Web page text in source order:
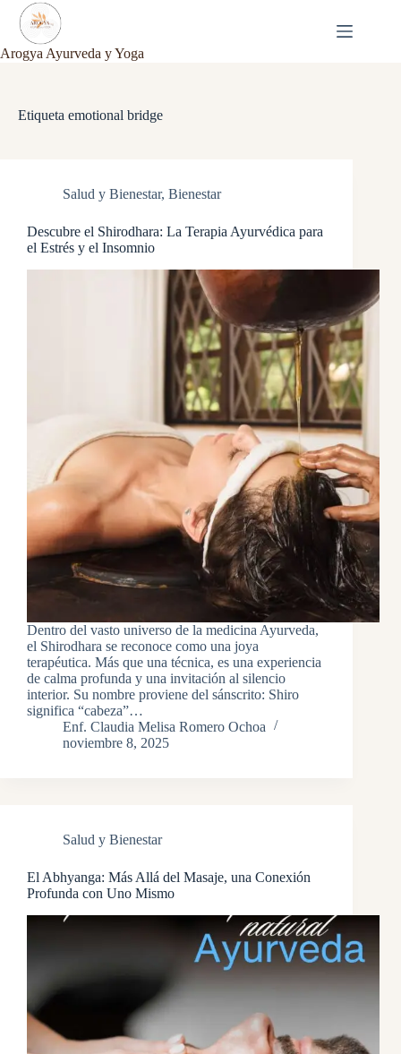
Saltar
contenido
Arogya Ayurveda y Yoga
Etiqueta emotional bridge
Salud y Bienestar, Bienestar
Descubre el Shirodhara: La Terapia Ayurvédica para
el Estrés y el Insomnio
Dentro del vasto universo de la medicina Ayurveda,
el Shirodhara se reconoce como una joya
terapéutica. Más que una técnica, es una experiencia
de calma profunda y una invitación al silencio
interior. Su nombre proviene del sánscrito: Shiro
significa “cabeza”…
Enf. Claudia Melisa Romero Ochoa
noviembre 8, 2025
Salud y Bienestar
El Abhyanga: Más Allá del Masaje, una Conexión
Profunda con Uno Mismo